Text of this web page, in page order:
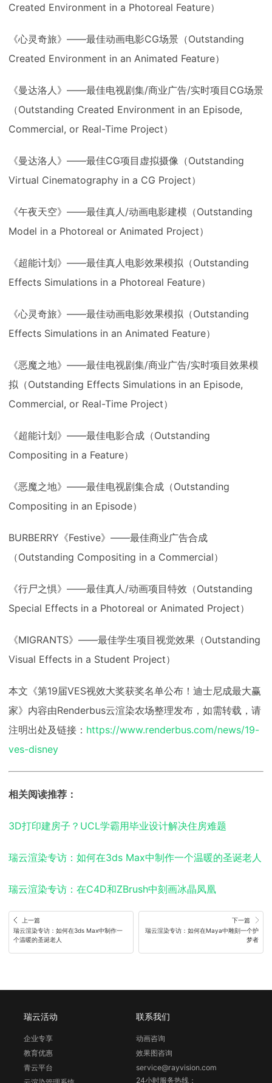
Created Environment in a Photoreal Feature）
《心灵奇旅》——最佳动画电影CG场景（Outstanding
Created Environment in an Animated Feature）
《曼达洛人》——最佳电视剧集/商业广告/实时项目CG场景
（Outstanding Created Environment in an Episode,
Commercial, or Real-Time Project）
《曼达洛人》——最佳CG项目虚拟摄像（Outstanding
Virtual Cinematography in a CG Project）
《午夜天空》——最佳真人/动画电影建模（Outstanding
Model in a Photoreal or Animated Project）
《超能计划》——最佳真人电影效果模拟（Outstanding
Effects Simulations in a Photoreal Feature）
《心灵奇旅》——最佳动画电影效果模拟（Outstanding
Effects Simulations in an Animated Feature）
《恶魔之地》——最佳电视剧集/商业广告/实时项目效果模
拟（Outstanding Effects Simulations in an Episode,
Commercial, or Real-Time Project）
《超能计划》——最佳电影合成（Outstanding
Compositing in a Feature）
《恶魔之地》——最佳电视剧集合成（Outstanding
Compositing in an Episode）
BURBERRY《Festive》——最佳商业广告合成
（Outstanding Compositing in a Commercial）
《行尸之惧》——最佳真人/动画项目特效（Outstanding
Special Effects in a Photoreal or Animated Project）
《MIGRANTS》——最佳学生项目视觉效果（Outstanding
Visual Effects in a Student Project）
本文《第19届VES视效大奖获奖名单公布！迪士尼成最大赢
家》内容由Renderbus云渲染农场整理发布，如需转载，请
注明出处及链接： https://www.renderbus.com/news/19-
ves-disney
相关阅读推荐：
3D打印建房子？UCL学霸用毕业设计解决住房难题
瑞云渲染专访：如何在3ds Max中制作一个温暖的圣诞老人
瑞云渲染专访：在C4D和ZBrush中刻画冰晶凤凰
上一篇
瑞云渲染专访：如何在3ds Max中制作一
个温暖的圣诞老人
下一篇
瑞云渲染专访：如何在Maya中雕刻一个护
梦者
瑞云活动
企业专享
教育优惠
青云平台
联系我们
动画咨询
效果图咨询
service@rayvision.com
24小时服务热线：